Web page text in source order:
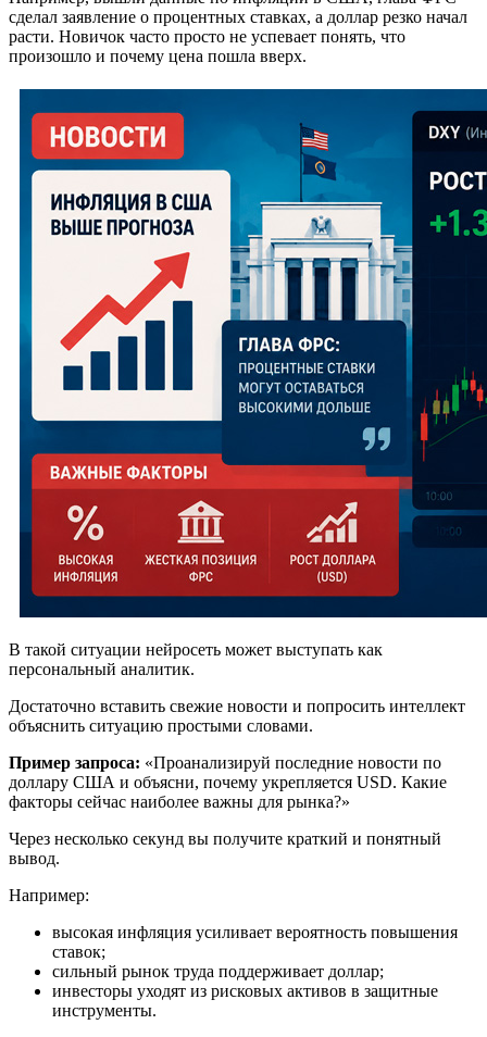
сделал заявление о процентных ставках, а доллар резко начал
расти. Новичок часто просто не успевает понять, что
произошло и почему цена пошла вверх.
В такой ситуации нейросеть может выступать как
персональный аналитик.
Достаточно вставить свежие новости и попросить интеллект
объяснить ситуацию простыми словами.
Пример запроса: «Проанализируй последние новости по
доллару США и объясни, почему укрепляется USD. Какие
факторы сейчас наиболее важны для рынка?»
Через несколько секунд вы получите краткий и понятный
вывод.
Например:
высокая инфляция усиливает вероятность повышения
ставок;
сильный рынок труда поддерживает доллар;
инвесторы уходят из рисковых активов в защитные
инструменты.